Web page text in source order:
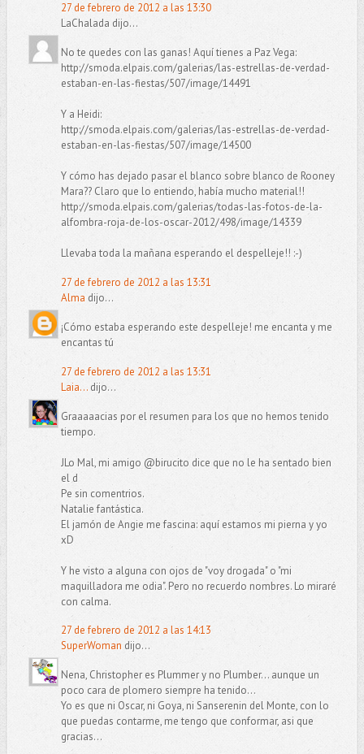
27 de febrero de 2012 a las 13:30
LaChalada dijo...
No te quedes con las ganas! Aquí tienes a Paz Vega:
http://smoda.elpais.com/galerias/las-estrellas-de-verdad-
estaban-en-las-fiestas/507/image/14491
Y a Heidi:
http://smoda.elpais.com/galerias/las-estrellas-de-verdad-
estaban-en-las-fiestas/507/image/14500
Y cómo has dejado pasar el blanco sobre blanco de Rooney
Mara?? Claro que lo entiendo, había mucho material!!
http://smoda.elpais.com/galerias/todas-las-fotos-de-la-
alfombra-roja-de-los-oscar-2012/498/image/14339
Llevaba toda la mañana esperando el despelleje!! :-)
27 de febrero de 2012 a las 13:31
Alma dijo...
¡Cómo estaba esperando este despelleje! me encanta y me
encantas tú
27 de febrero de 2012 a las 13:31
Laia...dijo...
Graaaaacias por el resumen para los que no hemos tenido
tiempo.
JLo Mal, mi amigo @birucito dice que no le ha sentado bien
el d
Pe sin comentrios.
Natalie fantástica.
El jamón de Angie me fascina: aquí estamos mi pierna y yo
xD
Y he visto a alguna con ojos de "voy drogada" o "mi
maquilladora me odia". Pero no recuerdo nombres. Lo miraré
con calma.
27 de febrero de 2012 a las 14:13
SuperWoman dijo...
Nena, Christopher es Plummer y no Plumber... aunque un
poco cara de plomero siempre ha tenido...
Yo es que ni Oscar, ni Goya, ni Sanserenin del Monte, con lo
que puedas contarme, me tengo que conformar, asi que
gracias...